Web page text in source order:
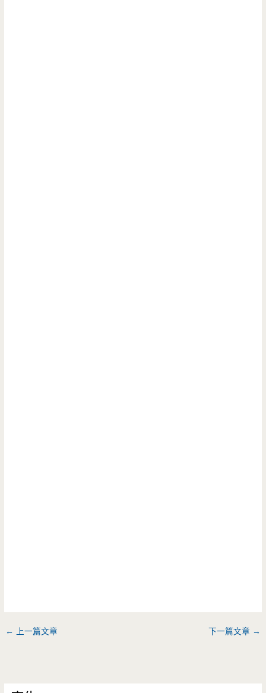
← 上一篇文章 下一篇文章 →